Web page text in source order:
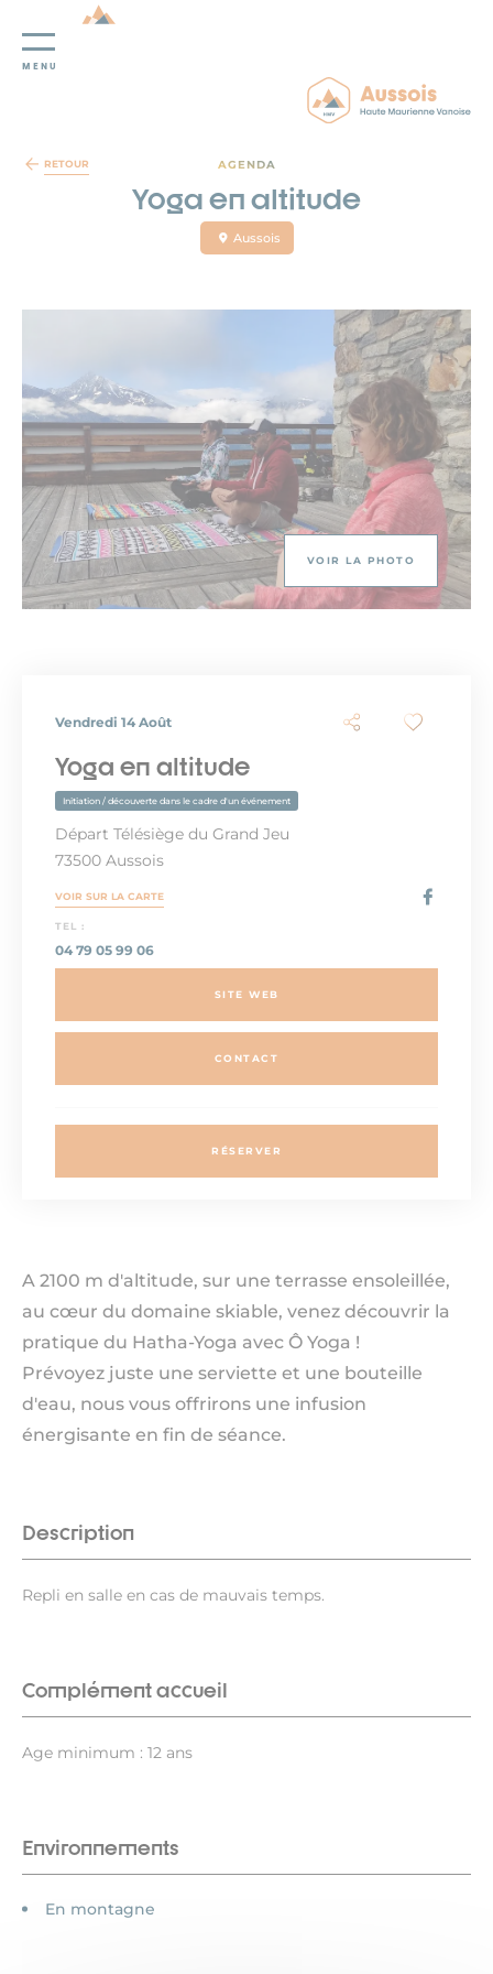
Panneau de gestion des cookies
MENU
RETOUR AGENDA
Yoga en altitude
Aussois
VOIR LA PHOTO
A 2100 m d'altitude, sur une terrasse ensoleillée,
au cœur du domaine skiable, venez découvrir la
pratique du Hatha-Yoga avec Ô Yoga !
Prévoyez juste une serviette et une bouteille
d'eau, nous vous offrirons une infusion
énergisante en fin de séance.
Description
Repli en salle en cas de mauvais temps.
Complément accueil
Age minimum : 12 ans
Environnements
En montagne
Vendredi 14 Août
Yoga en altitude
Initiation / découverte dans le cadre d'un événement
Départ Télésiège du Grand Jeu
73500 Aussois
VOIR SUR LA CARTE
TEL :
04 79 05 99 06
SITE WEB
CONTACT
RÉSERVER